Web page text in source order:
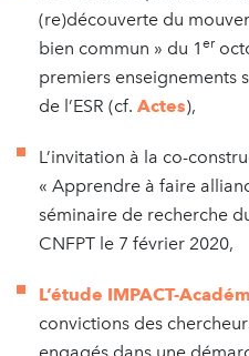
(re)découverte du
bien commun » du 1 er
premiers enseignements
de l’ESR (cf. Actes),
L’invitation à la co-
« Apprendre à faire
séminaire de recherche
CNFPT le 7 février 2020,
L’étude IMPACT-
convictions des